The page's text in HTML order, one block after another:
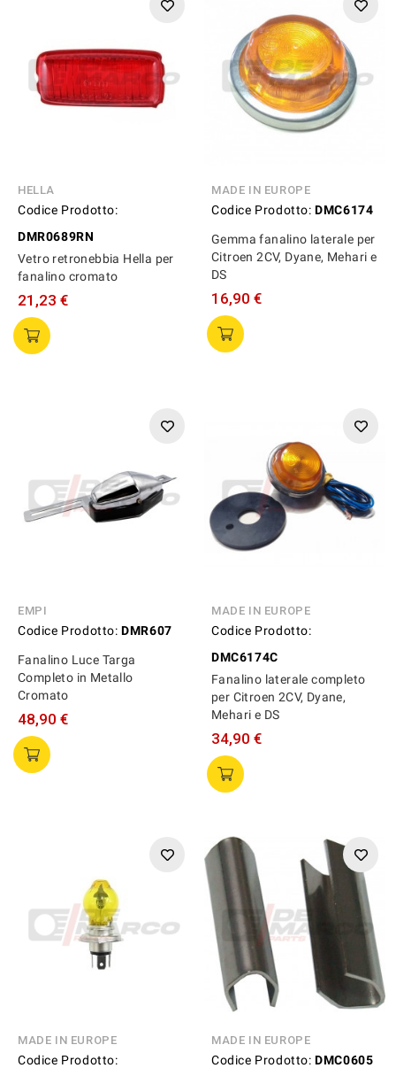
HELLA
Codice Prodotto:
DMR0689RN
Vetro retronebbia Hella per
fanalino cromato
21,23 €
MADE IN EUROPE
Codice Prodotto: DMC6174
Gemma fanalino laterale per
Citroen 2CV, Dyane, Mehari e
DS
16,90 €
EMPI
Codice Prodotto: DMR607
Fanalino Luce Targa
Completo in Metallo
Cromato
48,90 €
MADE IN EUROPE
Codice Prodotto:
DMC6174C
Fanalino laterale completo
per Citroen 2CV, Dyane,
Mehari e DS
34,90 €
MADE IN EUROPE
Codice Prodotto:
MADE IN EUROPE
Codice Prodotto: DMC0605